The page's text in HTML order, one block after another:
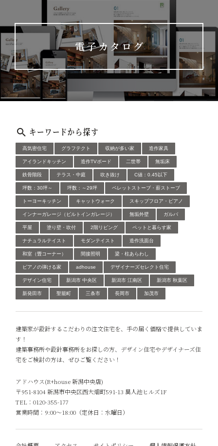
電子カタログ
キーワードから探す
高気密住宅 グラフテクト 収納が多い家 造作家具
アイランドキッチン 造作TVボード 二世帯 無垢床
鉄骨階段 テラス・中庭 吹き抜け C値：0.45以下
坪数：30坪～ 坪数：～29坪 ペレットストーブ・薪ストーブ
トーヨーキッチン キャットウォーク スキップフロア・ピアノ
インナーガレージ（ビルトインガレージ） 無垢外壁 ガルバ
平屋 塗り壁・吹付 2階リビング ペットと暮らす家
ナチュラルテイスト モダンテイスト 造作洗面台
和室（畳コーナー） 間接照明 梁・柱あらわし
ピアノの弾ける家 adhouse デザイナーズセレクト住宅
デザイン住宅 新潟市 中央区 新潟市 江南区 新潟市 秋葉区
新発田市 聖籠町 三条市 長岡市 加茂市
建築家が設計するこだわりの注文住宅を、手の届く価格で提供していま
す！
建築事務所や設計事務所をお探しの方、デザイン住宅やデザイナーズ住
宅をご検討の方は、ぜひご覧ください！
アドハウス(R+house 新潟中央店)
〒951-8104 新潟市中央区西大畑町591-13 異人池ヒルズ1F
TEL：0120-355-177
営業時間：9:00～18:00（定休日：水曜日）